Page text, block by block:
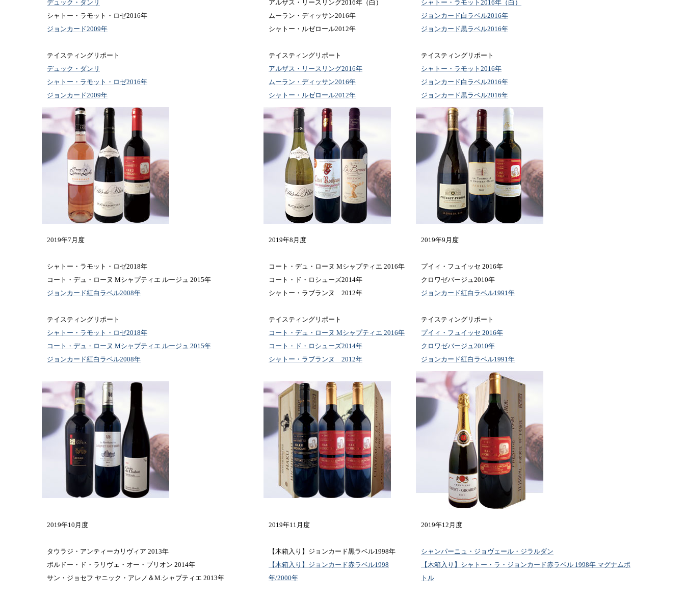
デュック・ダンリ
シャトー・ラモット・ロゼ2016年
ジョンカード2009年
テイスティングリポート
デュック・ダンリ
シャトー・ラモット・ロゼ2016年
ジョンカード2009年
アルザス・リースリング2016年（白）
ムーラン・ディッサン2016年
シャトー・ルゼロール2012年
テイスティングリポート
アルザス・リースリング2016年
ムーラン・ディッサン2016年
シャトー・ルゼロール2012年
シャトー・ラモット2016年（白）
ジョンカード白ラベル2016年
ジョンカード黒ラベル2016年
テイスティングリポート
シャトー・ラモット2016年
ジョンカード白ラベル2016年
ジョンカード黒ラベル2016年
2019年7月度
シャトー・ラモット・ロゼ2018年
コート・デュ・ローヌ Mシャプティエ ルージュ 2015年
ジョンカード紅白ラベル2008年
テイスティングリポート
シャトー・ラモット・ロゼ2018年
コート・デュ・ローヌ Mシャプティエ ルージュ 2015年
ジョンカード紅白ラベル2008年
2019年8月度
コート・デュ・ローヌ Mシャプティエ 2016年
コート・ド・ロシューズ2014年
シャトー・ラブランヌ 2012年
テイスティングリポート
コート・デュ・ローヌ Mシャプティエ 2016年
コート・ド・ロシューズ2014年
シャトー・ラブランヌ 2012年
2019年9月度
プイィ・フュイッセ 2016年
クロワゼバージュ2010年
ジョンカード紅白ラベル1991年
テイスティングリポート
プイィ・フュイッセ 2016年
クロワゼバージュ2010年
ジョンカード紅白ラベル1991年
2019年10月度
タウラジ・アンティーカリヴィア 2013年
ボルドー・ド・ラリヴェ・オー・ブリオン 2014年
サン・ジョセフ ヤニック・アレノ＆M.シャプティエ 2013年
2019年11月度
【木箱入り】ジョンカード黒ラベル1998年
【木箱入り】ジョンカード赤ラベル1998
年/2000年
2019年12月度
シャンパーニュ・ジョヴェール・ジラルダン
【木箱入り】シャトー・ラ・ジョンカード赤ラベル 1998年 マグナムボ
トル